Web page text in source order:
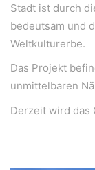
Stadt ist durch
bedeutsam und
Weltkulturerbe.
Das Projekt
unmittelbaren
Derzeit wird das